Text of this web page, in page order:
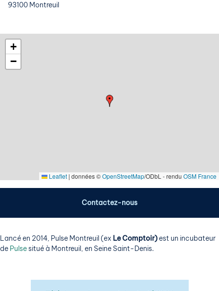
Lancé en 2014, Pulse Montreuil (ex Le Comptoir) est un incubateur
de Pulsesitué à Montreuil, en Seine Saint-Denis.
93100 Montreuil
+
−
Leaflet | données ©OpenStreetMap/ODbL - rendu OSM France
Contactez-nous